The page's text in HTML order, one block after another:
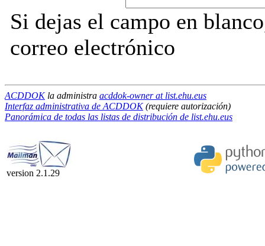
Si dejas el campo en
correo electrónico
ACDDOKla administra acddok-owner at list.ehu.eus
Interfaz administrativa de ACDDOK(requiere autorización)
Panorámica de todas las listas de distribución de list.ehu.eus
version 2.1.29